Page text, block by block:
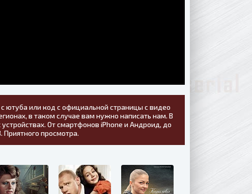
ютуба или код с официальной страницы с видео
в таком случае вам нужно написать нам. В
От смартфонов iPhone и Андроид, до
Приятного просмотра.